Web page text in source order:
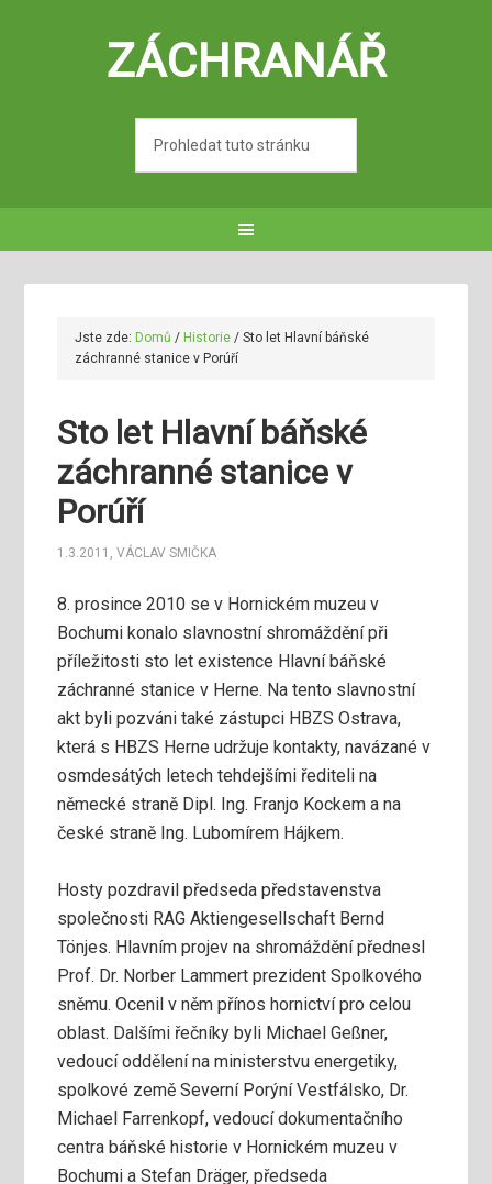
ZÁCHRANÁŘ
Jste zde: Domů / Historie / Sto let Hlavní báňské
záchranné stanice v Porúří
Sto let Hlavní báňské
záchranné stanice v
Porúří
1.3.2011 ,VÁCLAV SMIČKA
8. prosince 2010 se v Hornickém muzeu v
Bochumi konalo slavnostní shromáždění při
příležitosti sto let existence Hlavní báňské
záchranné stanice v Herne. Na tento slavnostní
akt byli pozváni také zástupci HBZS Ostrava,
která s HBZS Herne udržuje kontakty, navázané v
osmdesátých letech tehdejšími řediteli na
německé straně Dipl. Ing. Franjo Kockem a na
české straně Ing. Lubomírem Hájkem.
Hosty pozdravil předseda představenstva
společnosti RAG Aktiengesellschaft Bernd
Tönjes. Hlavním projev na shromáždění přednesl
Prof. Dr. Norber Lammert prezident Spolkového
sněmu. Ocenil v něm přínos hornictví pro celou
oblast. Dalšími řečníky byli Michael Geßner,
vedoucí oddělení na ministerstvu energetiky,
spolkové země Severní Porýní Vestfálsko, Dr.
Michael Farrenkopf, vedoucí dokumentačního
centra báňské historie v Hornickém muzeu v
Bochumi a Stefan Dräger, předseda